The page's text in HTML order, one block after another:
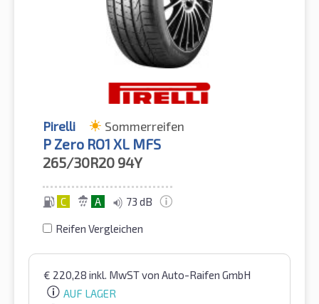
Pirelli Sommerreifen
P Zero RO1 XL MFS
265/30R20 94Y
C A 73 dB
Reifen Vergleichen
€ 220,28 inkl. MwSTvon Auto-Raifen GmbH
AUF LAGER